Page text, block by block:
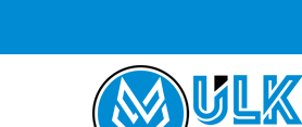
1000 TL ve üzeri siparişlerinizde
İndirimanında